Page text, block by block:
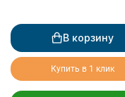
В корзину
Купить в 1 клик